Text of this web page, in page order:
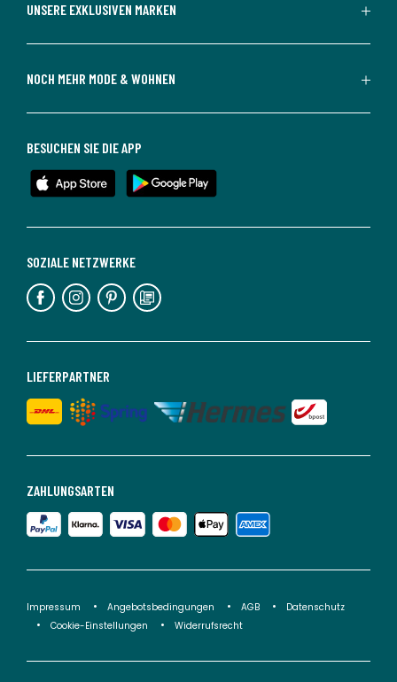
UNSERE EXKLUSIVEN MARKEN
NOCH MEHR MODE & WOHNEN
ZAHLUNGSARTEN
LIEFERPARTNER
SOZIALE NETZWERKE
BESUCHEN SIE DIE APP
Impressum Angebotsbedingungen AGB
Datenschutz
Cookie-Einstellungen
Widerrufsrecht